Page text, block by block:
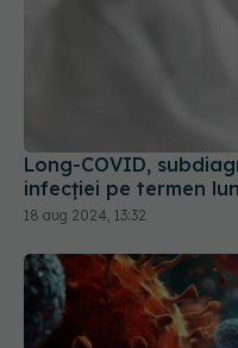
Long-COVID,
infecției pe termen
18 aug 2024, 13:32